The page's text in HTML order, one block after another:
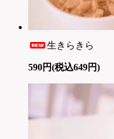
生きらきら
590円(税込649円)